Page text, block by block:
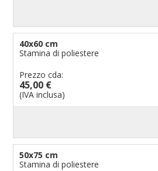
40x60 cm
Stamina di poliestere
Prezzo cda:
45,00 €
(IVA inclusa)
50x75 cm
Stamina di poliestere